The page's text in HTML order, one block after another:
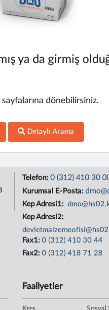
ya da girmiş
dönebilirsiniz.
Detaylı Arama
Telefon: 0 (312) 410 30
Kurumsal E-Posta:
Kep Adresi1:
Kep Adresi2:
Fax1: 0 (312) 410 30 44
Fax2: 0 (312) 418 71 28
Faaliyetler
Kreş Sosyal